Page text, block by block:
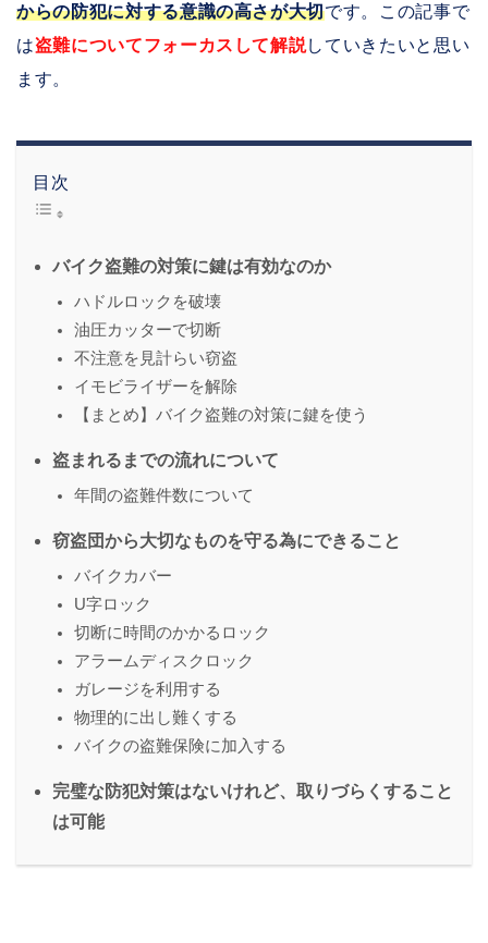
からの防犯に対する意識の高さが大切です。この記事で
は盗難についてフォーカスして解説していきたいと思い
ます。
目次
バイク盗難の対策に鍵は有効なのか
ハドルロックを破壊
油圧カッターで切断
不注意を見計らい窃盗
イモビライザーを解除
【まとめ】バイク盗難の対策に鍵を使う
盗まれるまでの流れについて
年間の盗難件数について
窃盗団から大切なものを守る為にできること
バイクカバー
U字ロック
切断に時間のかかるロック
アラームディスクロック
ガレージを利用する
物理的に出し難くする
バイクの盗難保険に加入する
完璧な防犯対策はないけれど、取りづらくすること
は可能